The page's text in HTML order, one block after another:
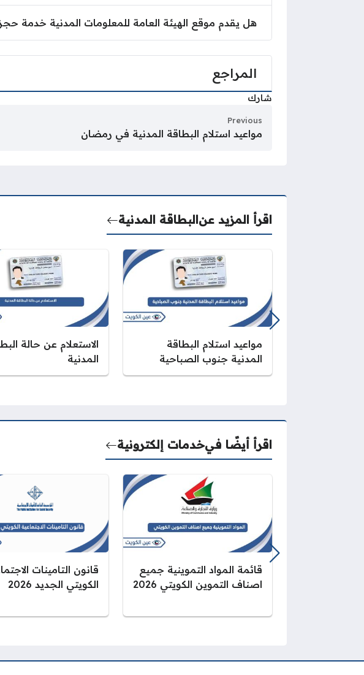
هل يقدم موقع الهيئة العامة للمعلومات المدنية خدمة
المراجع
شارك
Previous
مواعيد استلام البطاقة المدنية في رمضان
اقرأ المزيد عنالبطاقة المدنية
مواعيد استلام البطاقة
المدنية جنوب الصباحية
الاستعلام عن حالة
المدنية
اقرأ أيضًا فيخدمات إلكترونية
قائمة المواد التموينية جميع
اصناف التموين الكويتي 2026
قانون التامينات
الكويتي الجديد 2026